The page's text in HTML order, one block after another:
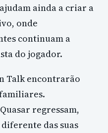
ainda a criar a
onde
continuam a
do jogador.
Talk encontrarão
regressam,
das suas